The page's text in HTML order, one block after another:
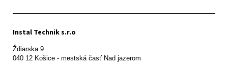
Instal Technik s.r.o
Ždiarska 9